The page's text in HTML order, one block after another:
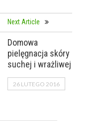
Next Article
Domowa
pielęgnacja skóry
suchej i wrażliwej
26 LUTEGO 2016